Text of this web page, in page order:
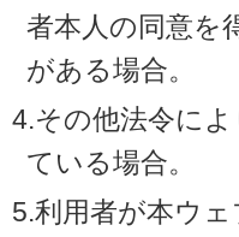
者本人の同意を
がある場合。
4.その他法令に
ている場合。
5.利用者が本ウ